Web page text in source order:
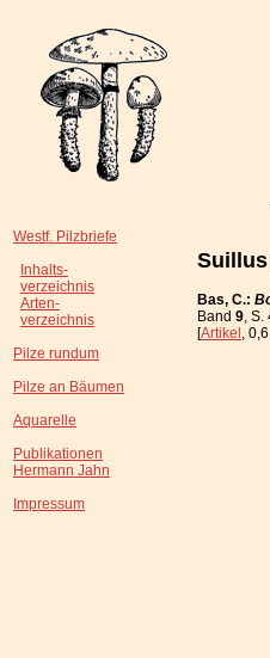
Westf. Pilzbriefe
Inhalts-
verzeichnis
Arten-
verzeichnis
Pilze rundum
Pilze an Bäumen
Aquarelle
Publikationen
Hermann Jahn
Impressum
Bas, C.:
Band 9, S.
[Artikel,